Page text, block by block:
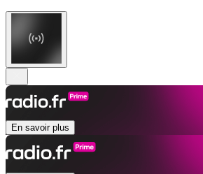
En savoir plus